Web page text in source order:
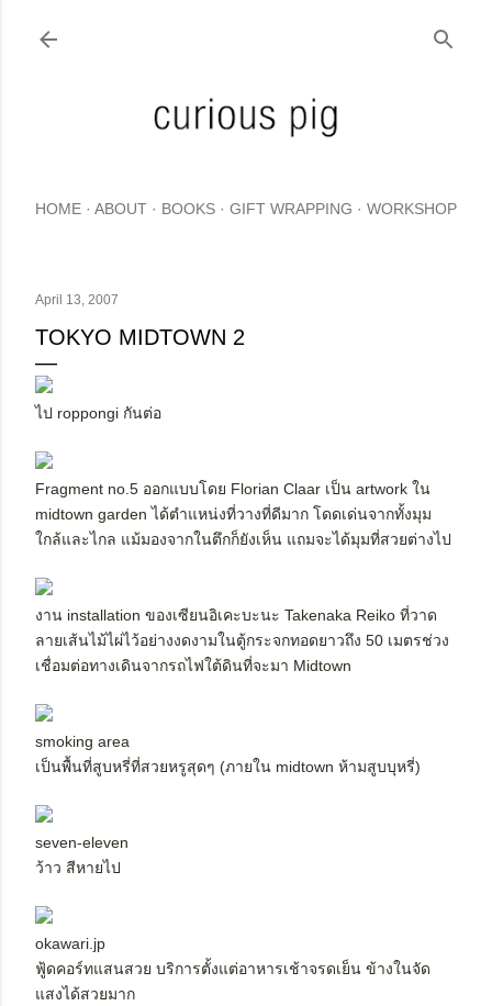
HOME ABOUT BOOKS GIFT WRAPPING WORKSHOP
April 13, 2007
TOKYO MIDTOWN 2
ไป roppongi กันต่อ
Fragment no.5 ออกแบบโดย Florian Claar เป็น artwork ใน
midtown garden ได้ตำแหน่งที่วางที่ดีมาก โดดเด่นจากทั้งมุม
ใกล้และไกล แม้มองจากในตึกก็ยังเห็น แถมจะได้มุมที่สวยต่างไป
งาน installation ของเซียนอิเคะบะนะ Takenaka Reiko ที่วาด
ลายเส้นไม้ไผ่ไว้อย่างงดงามในตู้กระจกทอดยาวถึง 50 เมตรช่วง
เชื่อมต่อทางเดินจากรถไฟใต้ดินที่จะมา Midtown
smoking area
เป็นพื้นที่สูบหรี่ที่สวยหรูสุดๆ (ภายใน midtown ห้ามสูบบุหรี่)
seven-eleven
ว้าว สีหายไป
okawari.jp
ฟู้ดคอร์ทแสนสวย บริการตั้งแต่อาหารเช้าจรดเย็น ข้างในจัด
แสงได้สวยมาก